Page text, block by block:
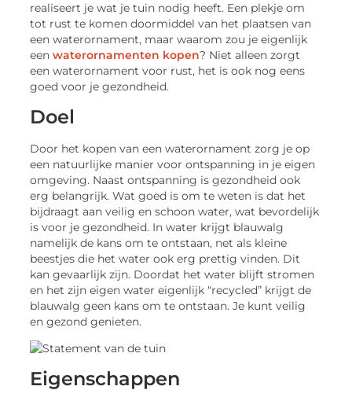
realiseert je wat je tuin nodig heeft. Een plekje om
tot rust te komen doormiddel van het plaatsen van
een waterornament, maar waarom zou je eigenlijk
eenwaterornamenten kopen? Niet alleen zorgt
een waterornament voor rust, het is ook nog eens
goed voor je gezondheid.
Doel
Door het kopen van een waterornament zorg je op
een natuurlijke manier voor ontspanning in je eigen
omgeving. Naast ontspanning is gezondheid ook
erg belangrijk. Wat goed is om te weten is dat het
bijdraagt aan veilig en schoon water, wat bevordelijk
is voor je gezondheid. In water krijgt blauwalg
namelijk de kans om te ontstaan, net als kleine
beestjes die het water ook erg prettig vinden. Dit
kan gevaarlijk zijn. Doordat het water blijft stromen
en het zijn eigen water eigenlijk “recycled” krijgt de
blauwalg geen kans om te ontstaan. Je kunt veilig
en gezond genieten.
Eigenschappen